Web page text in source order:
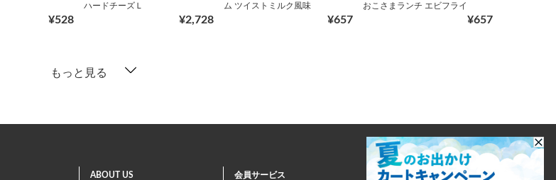
¥528
ハードチーズＬ
¥2,728
ム ツイストミルク風味
¥657
おこさまランチ エビフライ
¥657
もっと見る
ABOUT US 会員サービス